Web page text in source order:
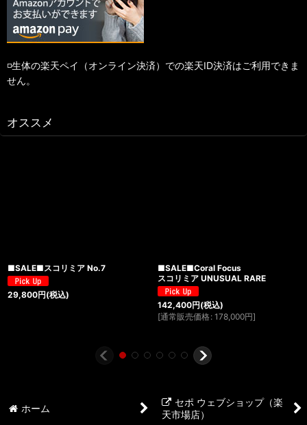
◽️生体の楽天ペイ（オンライン決済）での楽天ID決済はご利用できま
せん。
オススメ
■SALE■スコリミア No.7
29,800円(税込)
■SALE■Coral Focus
スコリミア UNUSUAL RARE
142,400円(税込)
[通常販売価格 : 178,000円]
ホーム
セポ ウェブショップ（楽
天市場店）